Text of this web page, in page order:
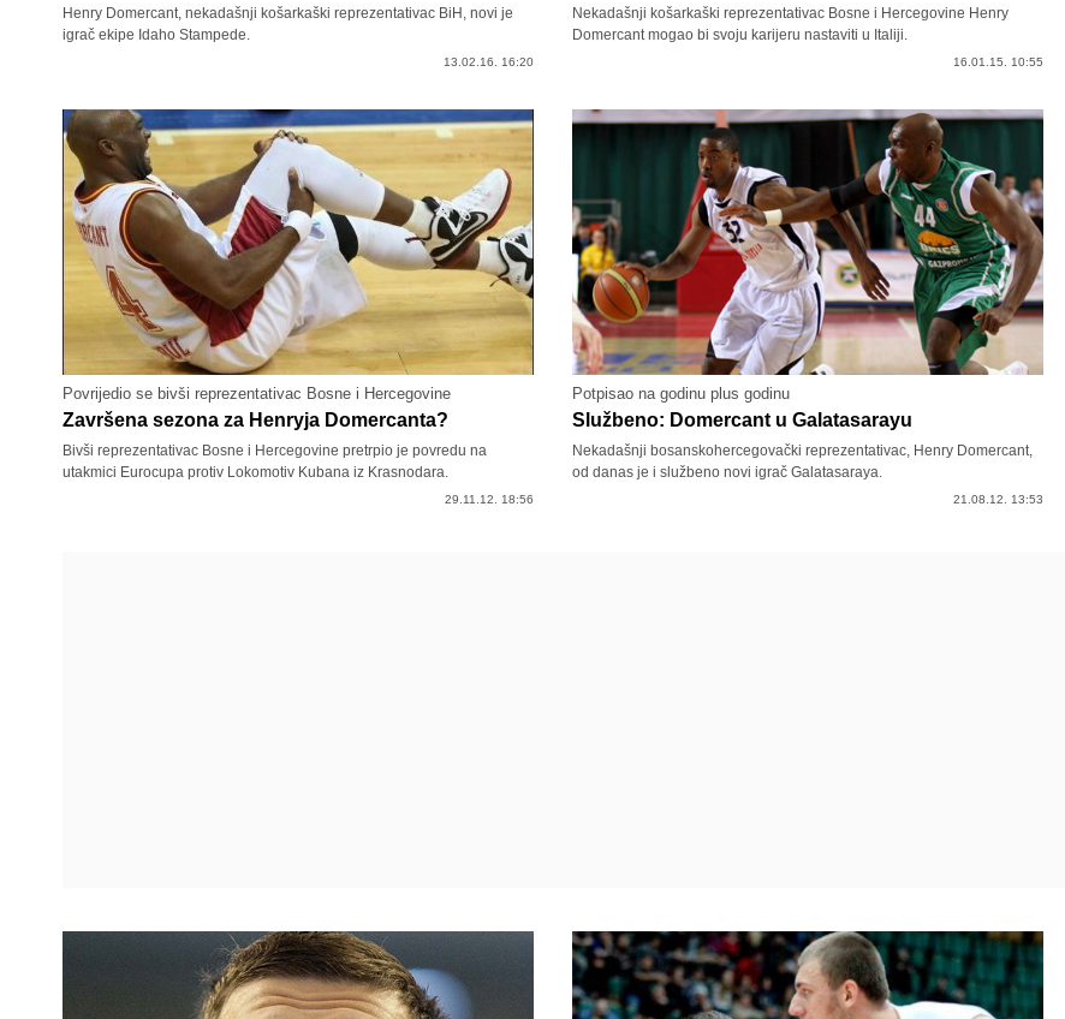
Henry Domercant, nekadašnji košarkaški reprezentativac BiH, novi je
igrač ekipe Idaho Stampede.
13.02.16. 16:20
Nekadašnji košarkaški reprezentativac Bosne i Hercegovine Henry
Domercant mogao bi svoju karijeru nastaviti u Italiji.
16.01.15. 10:55
Povrijedio se bivši reprezentativac Bosne i Hercegovine
Završena sezona za Henryja Domercanta?
Bivši reprezentativac Bosne i Hercegovine pretrpio je povredu na
utakmici Eurocupa protiv Lokomotiv Kubana iz Krasnodara.
29.11.12. 18:56
Potpisao na godinu plus godinu
Službeno: Domercant u Galatasarayu
Nekadašnji bosanskohercegovački reprezentativac, Henry Domercant,
od danas je i službeno novi igrač Galatasaraya.
21.08.12. 13:53